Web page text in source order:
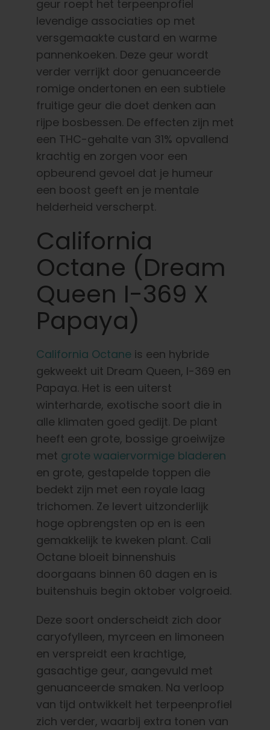
geur roept het terpeenprofiel
levendige associaties op met
versgemaakte custard en warme
pannenkoeken. Deze geur wordt
verder verrijkt door genuanceerde
romige ondertonen en een subtiele
fruitige geur die doet denken aan
rijpe bosbessen. De effecten zijn met
een THC-gehalte van 31% opvallend
krachtig en zorgen voor een
opbeurend gevoel dat je humeur
een boost geeft en je mentale
helderheid verscherpt.
California
Octane (Dream
Queen I-369 X
Papaya)
California Octane is een hybride
gekweekt uit Dream Queen, I-369 en
Papaya. Het is een uiterst
winterharde, exotische soort die in
alle klimaten goed gedijt. De plant
heeft een grote, bossige groeiwijze
met grote waaiervormige bladeren
en grote, gestapelde toppen die
bedekt zijn met een royale laag
trichomen. Ze levert uitzonderlijk
hoge opbrengsten op en is een
gemakkelijk te kweken plant. Cali
Octane bloeit binnenshuis
doorgaans binnen 60 dagen en is
buitenshuis begin oktober volgroeid.
Deze soort onderscheidt zich door
caryofylleen, myrceen en limoneen
en verspreidt een krachtige,
gasachtige geur, aangevuld met
genuanceerde smaken. Na verloop
van tijd ontwikkelt het terpeenprofiel
zich verder, waarbij extra tonen van